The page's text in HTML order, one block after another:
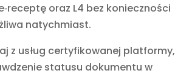
oraz L4 bez konieczności
natychmiast.
z usług certyfikowanej platformy,
statusu dokumentu w